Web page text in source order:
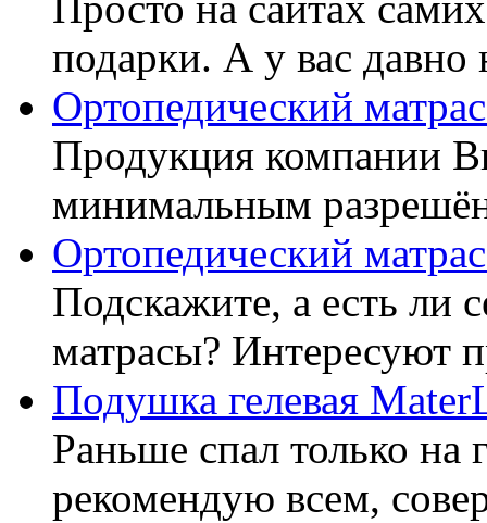
подарки. А у вас
Ортопедический
Продукция компании
минимальным
Ортопедический
Подскажите, а есть ли
матрасы? Интересуют
Подушка гелевая
Раньше спал только на
рекомендую всем,